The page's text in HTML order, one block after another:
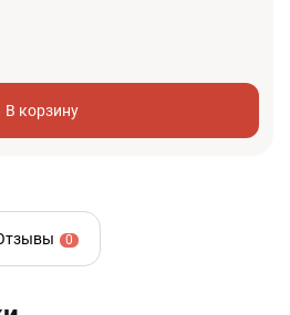
В корзину
0